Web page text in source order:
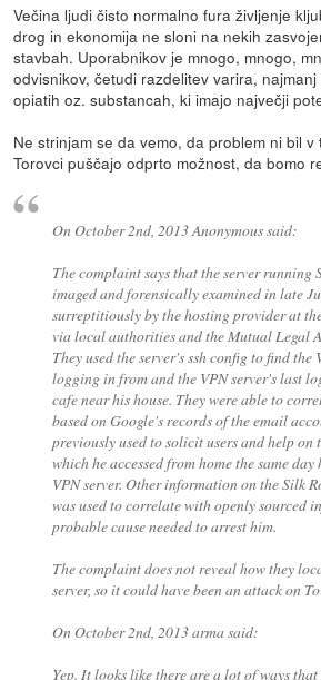
Večina ljudi čisto normalno fura življenje
drog in ekonomija ne sloni na nekih
stavbah. Uporabnikov je mnogo, mnogo,
odvisnikov, četudi razdelitev varira,
opiatih oz. substancah, ki imajo največji
Ne strinjam se da vemo, da problem ni bil
Torovci puščajo odprto možnost, da bomo
On October 2nd, 2013 Anonymous said:
The complaint says that the server running
imaged and forensically examined in late
surreptitiously by the hosting provider at
via local authorities and the Mutual Legal
They used the server's ssh config to find the
logging in from and the VPN server's last
cafe near his house. They were able to
based on Google's records of the email
previously used to solicit users and help on
which he accessed from home the same
VPN server. Other information on the Silk
was used to correlate with openly sourced
probable cause needed to arrest him.
The complaint does not reveal how they
server, so it could have been an attack on
On October 2nd, 2013 arma said:
Yep. It looks like there are a lot of ways